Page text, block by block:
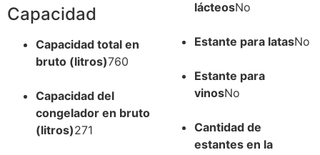
Capacidad
Capacidad total en
bruto (litros)760
Capacidad del
congelador en bruto
(litros)271
lácteosNo
Estante para latasNo
Estante para
vinosNo
Cantidad de
estantes en la